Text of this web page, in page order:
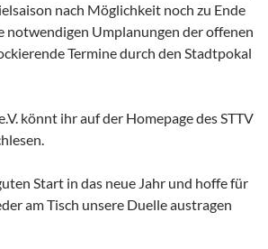
nach Möglich­keit noch zu Ende
notwen­digen Umpla­nungen der offenen
Termine durch den Stadt­pokal
könnt ihr auf der Homepage des STTV
Start in das neue Jahr und hoffe für
am Tisch unsere Duelle austragen